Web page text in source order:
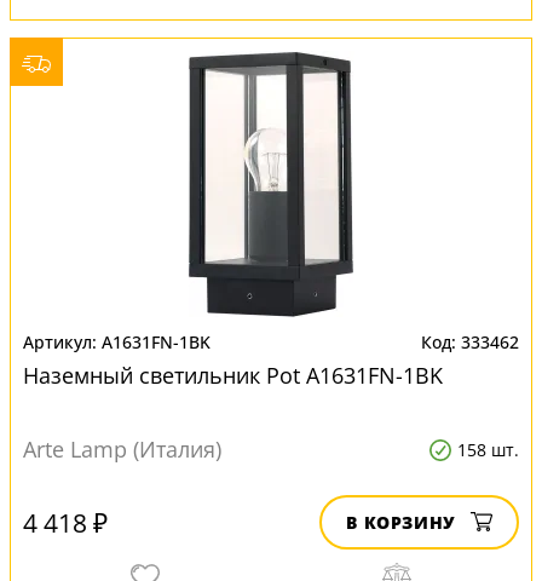
A1631FN-1BK 333462
Наземный светильник Pot A1631FN-1BK
Arte Lamp (Италия) 158 шт.
4 418 ₽ В КОРЗИНУ